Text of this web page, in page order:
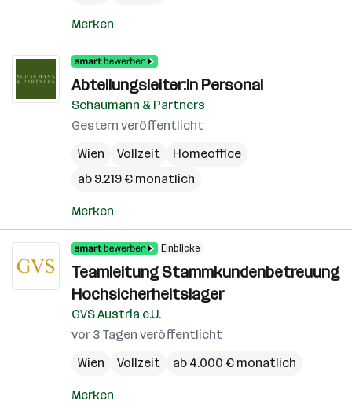
Merken
Abteilungsleiter:in Personal
Schaumann & Partners
Gestern veröffentlicht
Wien
Vollzeit
Homeoffice
ab 9.219 € monatlich
Merken
Einblicke
Teamleitung Stammkundenbetreuung
Hochsicherheitslager
GVS Austria e.U.
vor 3 Tagen veröffentlicht
Wien
Vollzeit ab 4.000 € monatlich
Merken